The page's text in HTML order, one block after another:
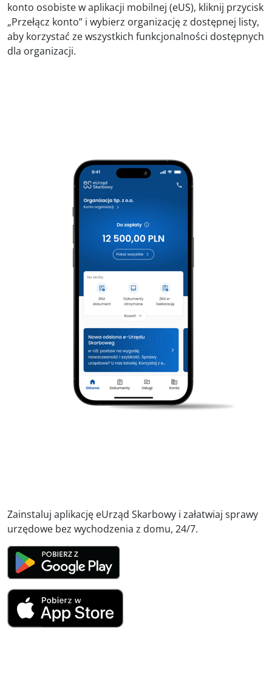
konto osobiste w aplikacji mobilnej (eUS), kliknij przycisk
„Przełącz konto” i wybierz organizację z dostępnej listy,
aby korzystać ze wszystkich funkcjonalności dostępnych
dla organizacji.
Zainstaluj aplikację eUrząd Skarbowy i załatwiaj sprawy
urzędowe bez wychodzenia z domu, 24/7.